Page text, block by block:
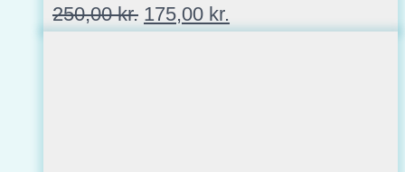
250,00kr. Den
oprindelige
175,00 kr.
aktuelle